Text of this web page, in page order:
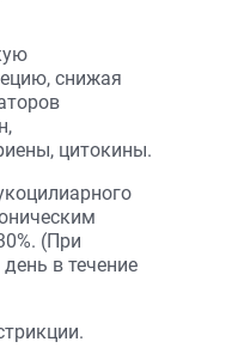
снижая
цитокины.
(При
в течение